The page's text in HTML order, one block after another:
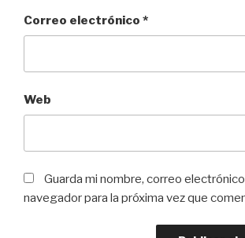
Correo electrónico *
Web
Guarda mi nombre, correo
navegador para la próxima vez que